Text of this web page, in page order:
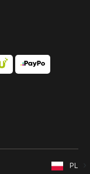
PL